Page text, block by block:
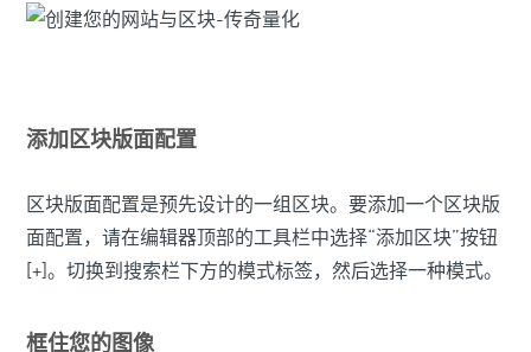
添加区块版面配置
区块版面配置是预先设计的一组区块。要添加一个区块版
面配置，请在编辑器顶部的工具栏中选择“添加区块”按钮
[+]。切换到搜索栏下方的模式标签，然后选择一种模式。
框住您的图像